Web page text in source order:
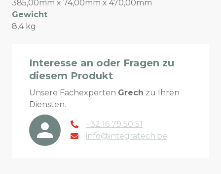
385,00mm x 74,00mm x 470,00mm
Gewicht
8,4 kg
Interesse an oder Fragen zu
diesem Produkt
Unsere Fachexperten Grech zu Ihren
Diensten.
+32 16 79 50 51
info@integratech.be